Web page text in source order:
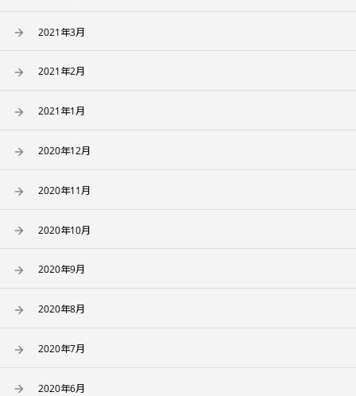
2021年3月
2021年2月
2021年1月
2020年12月
2020年11月
2020年10月
2020年9月
2020年8月
2020年7月
2020年6月